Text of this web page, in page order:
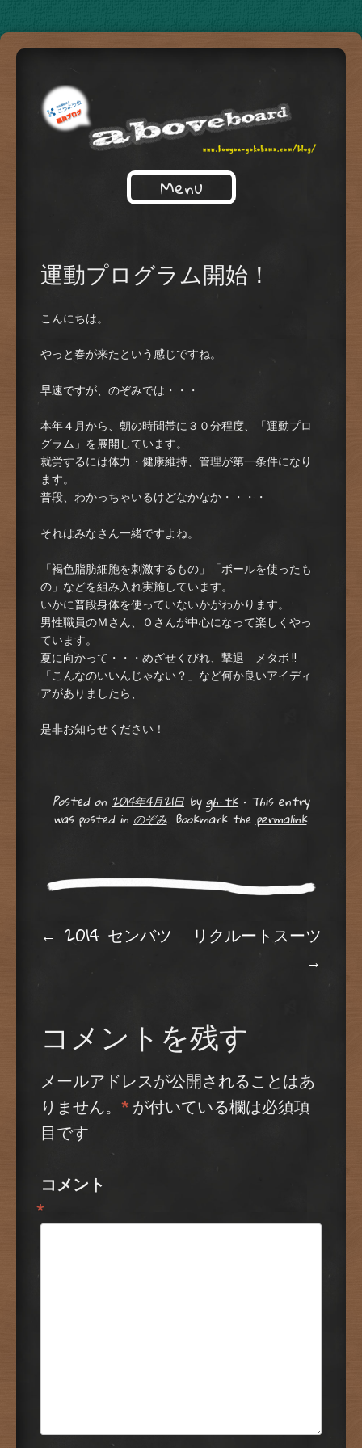
ABOVEBORD
Just another WordPress site
Menu
運動プログラム開始！
こんにちは。
やっと春が来たという感じですね。
早速ですが、のぞみでは・・・
本年４月から、朝の時間帯に３０分程度、「運動プロ
グラム」を展開しています。
就労するには体力・健康維持、管理が第一条件になり
ます。
普段、わかっちゃいるけどなかなか・・・・
それはみなさん一緒ですよね。
「褐色脂肪細胞を刺激するもの」「ボールを使ったも
の」などを組み入れ実施しています。
いかに普段身体を使っていないかがわかります。
男性職員のＭさん、Ｏさんが中心になって楽しくやっ
ています。
夏に向かって・・・めざせくびれ、撃退 メタボ !!
「こんなのいいんじゃない？」など何か良いアイディ
アがありましたら、
是非お知らせください！
Posted on 2014年4月21日 bygh-tk • This entry
was posted inのぞみ. Bookmark thepermalink.
Post navigation
← 2014 センバツ
リクルートスーツ
→
コメントを残す
メールアドレスが公開されることはあ
りません。 * が付いている欄は必須項
目です
コメント
*